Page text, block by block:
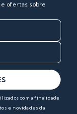
ofertas sobre
com a finalidade
e novidades da